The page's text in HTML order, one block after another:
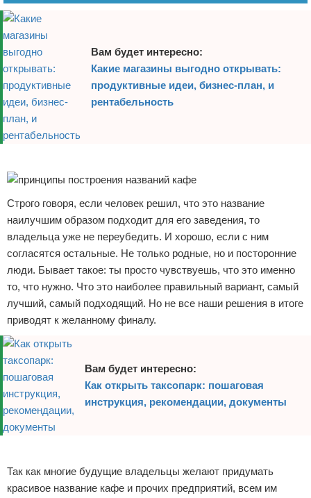
Вам будет интересно:
Какие магазины выгодно открывать:
продуктивные идеи, бизнес-план, и
рентабельность
Строго говоря, если человек решил, что это название
наилучшим образом подходит для его заведения, то
владельца уже не переубедить. И хорошо, если с ним
согласятся остальные. Не только родные, но и посторонние
люди. Бывает такое: ты просто чувствуешь, что это именно
то, что нужно. Что это наиболее правильный вариант, самый
лучший, самый подходящий. Но не все наши решения в итоге
приводят к желанному финалу.
Вам будет интересно:
Как открыть таксопарк: пошаговая
инструкция, рекомендации, документы
Так как многие будущие владельцы желают придумать
красивое название кафе и прочих предприятий, всем им